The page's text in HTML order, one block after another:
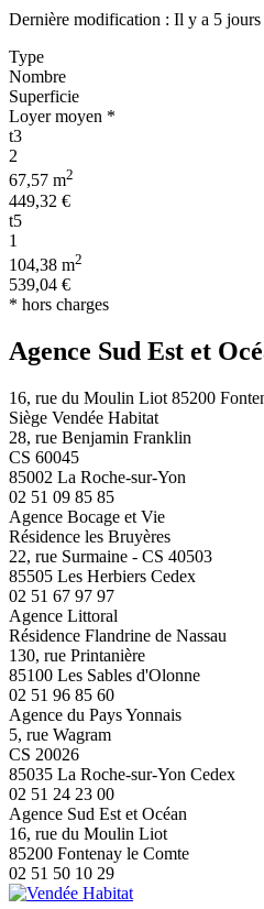
Dernière modification : Il y a 5 jours
Type
Nombre
Superficie
Loyer moyen *
t3
2
67,57 m2
449,32 €
t5
1
104,38 m2
539,04 €
* hors charges
Agence Sud Est et
16, rue du Moulin Liot 85200
Siège Vendée Habitat
28, rue Benjamin Franklin
CS 60045
85002 La Roche-sur-Yon
02 51 09 85 85
Agence Bocage et Vie
Résidence les Bruyères
22, rue Surmaine - CS 40503
85505 Les Herbiers Cedex
02 51 67 97 97
Agence Littoral
Résidence Flandrine de Nassau
130, rue Printanière
85100 Les Sables d'Olonne
02 51 96 85 60
Agence du Pays Yonnais
5, rue Wagram
CS 20026
85035 La Roche-sur-Yon Cedex
02 51 24 23 00
Agence Sud Est et Océan
16, rue du Moulin Liot
85200 Fontenay le Comte
02 51 50 10 29